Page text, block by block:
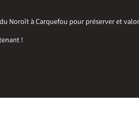
Noroît à Carquefou pour préserver et
!